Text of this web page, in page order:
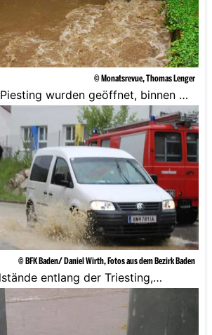
© Monatsrevue, Thomas Lenger
wurden geöffnet, binnen 30
Wasser in Ebreichsdorf.
© BFK Baden/ Daniel Wirth, Fotos aus dem Bezirk Baden
entlang der Triesting,